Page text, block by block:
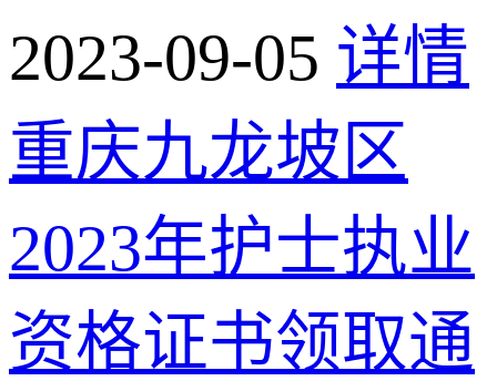
2023-09-05 详情
重庆九龙坡区
2023年护士执业
资格证书领取通